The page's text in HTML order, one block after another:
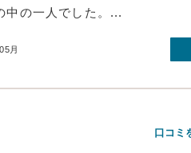
中の一人でした。...
月
口コミ